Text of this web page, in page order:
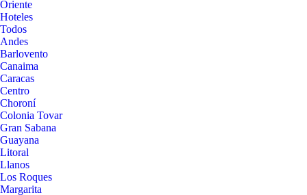
Oriente
Hoteles
Todos
Andes
Barlovento
Canaima
Caracas
Centro
Choroní
Colonia Tovar
Gran Sabana
Guayana
Litoral
Llanos
Los Roques
Margarita